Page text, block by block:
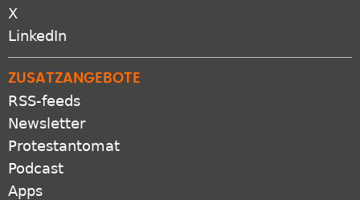
X
LinkedIn
ZUSATZANGEBOTE
RSS-feeds
Newsletter
Protestantomat
Podcast
Apps